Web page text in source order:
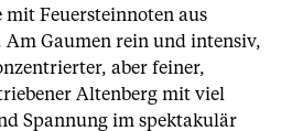
Feuersteinnoten aus
Gaumen rein und intensiv,
aber feiner,
Altenberg mit viel
Spannung im spektakulär